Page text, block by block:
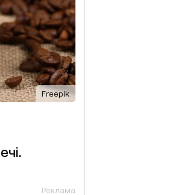
Freepik
Реклама